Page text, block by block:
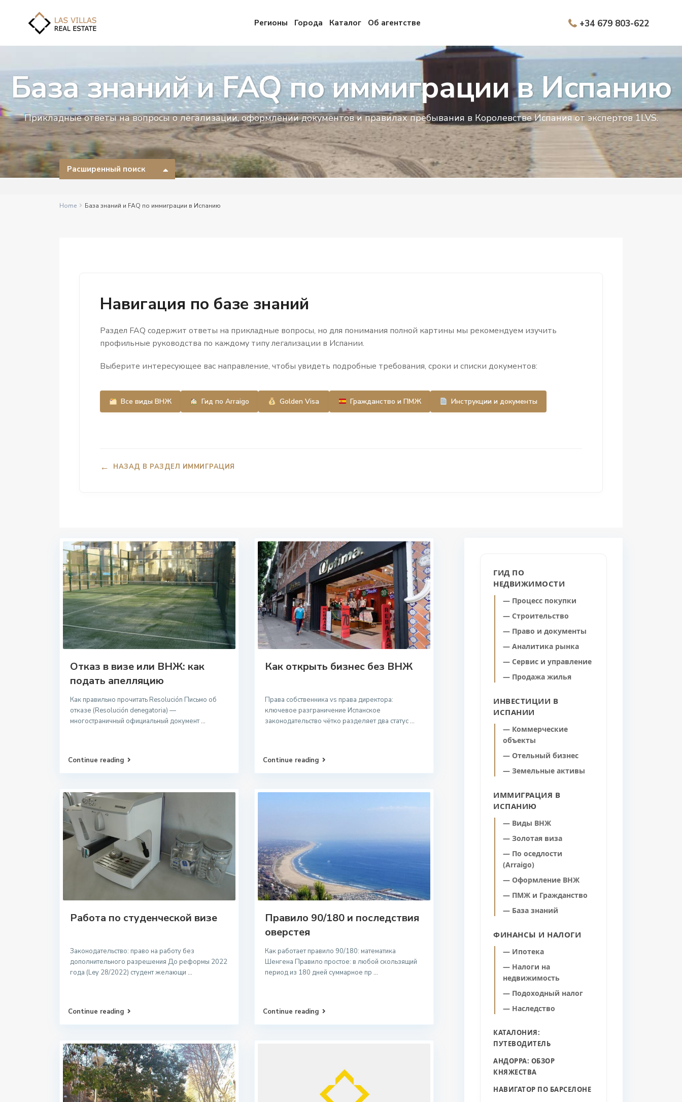
Регионы Города Каталог Об агентстве +34 679 803-622
База знаний и FAQ по иммиграции в Испанию
Прикладные ответы на вопросы о легализации, оформлении документов и правилах пребывания в Королевстве Испания от экспертов 1LVS.
Расширенный поиск
Home База знаний и FAQ по иммиграции в Испанию
Навигация по базе знаний
Раздел FAQ содержит ответы на прикладные вопросы, но для понимания полной картины мы рекомендуем изучить
профильные руководства по каждому типу легализации в Испании.
Выберите интересующее вас направление, чтобы увидеть подробные требования, сроки и списки документов:
Все виды ВНЖ Гид по Arraigo Golden Visa Гражданство и ПМЖ Инструкции и документы
← НАЗАД В РАЗДЕЛ ИММИГРАЦИЯ
Отказ в визе или ВНЖ: как
подать апелляцию
Как правильно прочитать Resolución Письмо об
отказе (Resolución denegatoria) —
многостраничный официальный документ...
Continue reading
Как открыть бизнес без ВНЖ
Права собственника vs права директора:
ключевое разграничение Испанское
законодательство чётко разделяет два статус ...
Continue reading
Работа по студенческой визе
Законодательство: право на работу без
дополнительного разрешения До реформы 2022
года (Ley 28/2022) студент желающи ...
Continue reading
Правило 90/180 и последствия
оверстея
Как работает правило 90/180: математика
Шенгена Правило простое: в любой скользящий
период из 180 дней суммарное пр ...
Continue reading
ГИД ПО
НЕДВИЖИМОСТИ
— Процесс покупки
— Строительство
— Право и документы
— Аналитика рынка
— Сервис и управление
— Продажа жилья
ИНВЕСТИЦИИ В
ИСПАНИИ
— Коммерческие
объекты
— Отельный бизнес
— Земельные активы
ИММИГРАЦИЯ В
ИСПАНИЮ
— Виды ВНЖ
— Золотая виза
— По оседлости
(Arraigo)
— Оформление ВНЖ
— ПМЖ и Гражданство
— База знаний
ФИНАНСЫ И НАЛОГИ
— Ипотека
— Налоги на
недвижимость
— Подоходный налог
— Наследство
КАТАЛОНИЯ:
ПУТЕВОДИТЕЛЬ
АНДОРРА: ОБЗОР
КНЯЖЕСТВА
НАВИГАТОР ПО БАРСЕЛОНЕ